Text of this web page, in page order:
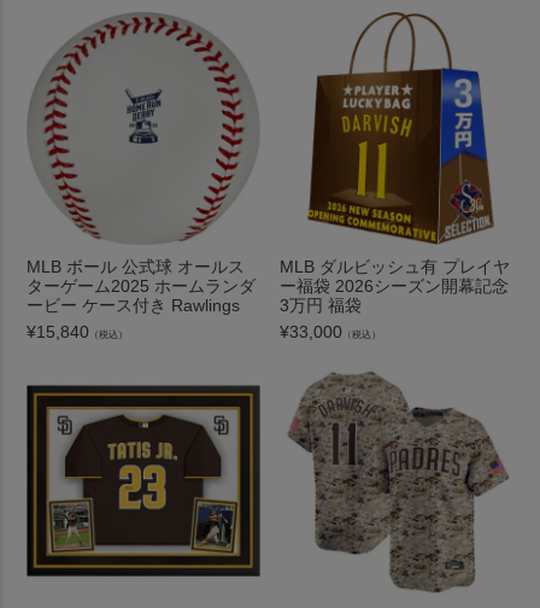
MLB ボール 公式球 オールス
ターゲーム2025 ホームランダ
ービー ケース付き Rawlings
¥15,840 （税込）
MLB ダルビッシュ有 プレイヤ
ー福袋 2026シーズン開幕記念
3万円 福袋
¥33,000 （税込）